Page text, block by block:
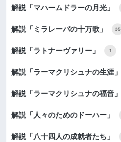
解説「マハームドラーの月光」
解説「ミラレーパの十万歌」 35
解説「ラトナーヴァリー」 1
解説「ラーマクリシュナの生涯」
解説「ラーマクリシュナの福音」
解説「人々のためのドーハー」
解説「八十四人の成就者たち」